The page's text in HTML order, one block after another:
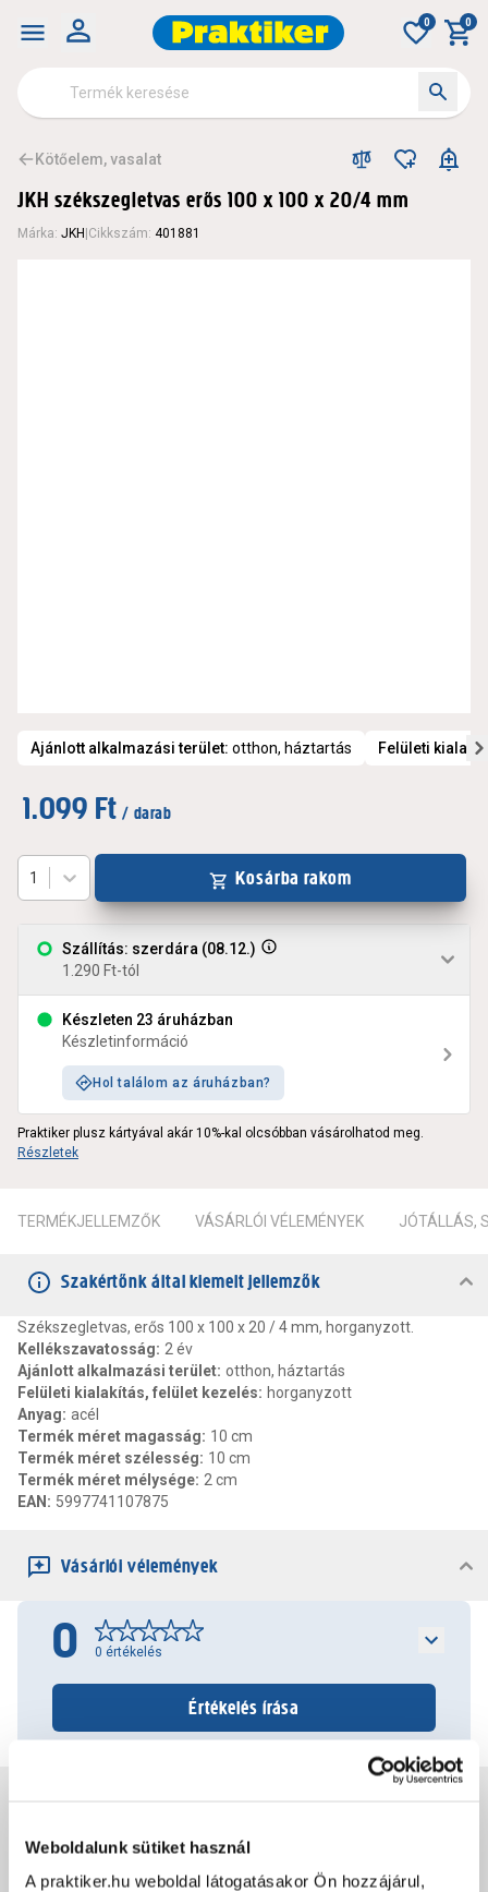
Weboldalunk sütiket használ
A praktiker.hu weboldal látogatásakor Ön hozzájárul,
0 0
Kötőelem, vasalat
JKH székszegletvas erős 100 x 100 x 20/4 mm
Márka: JKH Cikkszám: 401881
Ajánlott alkalmazási terület: otthon, háztartás Felületi
1.099 Ft / darab
Szállítás: szerdára (08.12.)
1.290 Ft-tól
Készleten 23 áruházban
Készletinformáció
Hol találom az áruházban?
1 Kosárba rakom
Praktiker plusz kártyával akár 10%-kal olcsóbban vásárolhatod meg.
Részletek
TERMÉKJELLEMZŐK VÁSÁRLÓI VÉLEMÉNYEK JÓTÁLLÁS,
Szakértőnk által kiemelt jellemzők
Székszegletvas, erős 100 x 100 x 20 / 4 mm, horganyzott.
Kellékszavatosság: 2 év
Ajánlott alkalmazási terület: otthon, háztartás
Felületi kialakítás, felület kezelés: horganyzott
Anyag: acél
Termék méret magasság: 10 cm
Termék méret szélesség: 10 cm
Termék méret mélysége: 2 cm
EAN : 5997741107875
Vásárlói vélemények
0 0 értékelés
Értékelés írása
Csomagolási és súly információk